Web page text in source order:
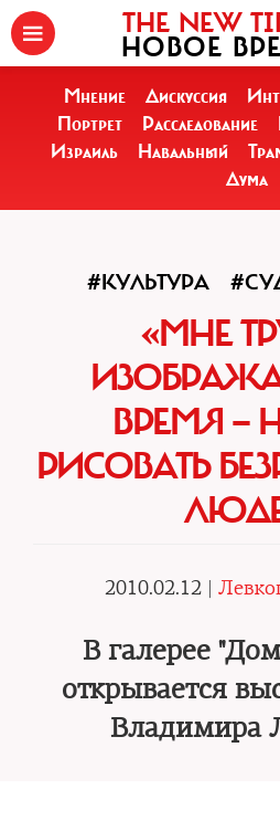
THE NEW
НОВОЕ
Мнение Дискуссия
Портрет
Расследование
Израиль
Навальный
Дума
#КУЛЬТУРА
«МНЕ
ВРЕМЯ —
РИСОВАТЬ
2010.02.12 |
В галерее
открывается
Владимира